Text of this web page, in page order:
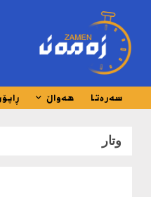
سەرەتا هەواڵ
وتار